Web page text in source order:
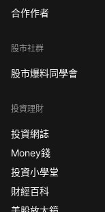
合作作者
股市社群
股市爆料同學會
投資理財
投資網誌
Money錢
投資小學堂
財經百科